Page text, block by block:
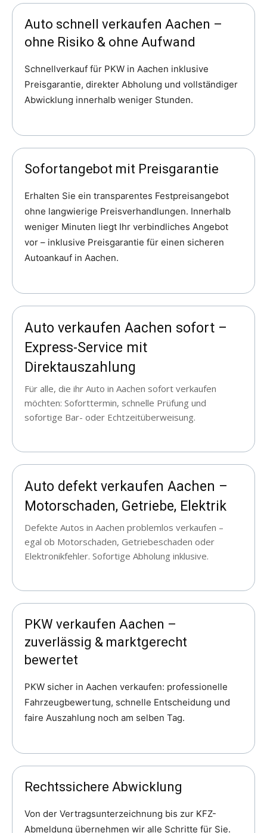
Auto schnell verkaufen Aachen –
ohne Risiko & ohne Aufwand
Schnellverkauf für PKW in Aachen inklusive
Preisgarantie, direkter Abholung und vollständiger
Abwicklung innerhalb weniger Stunden.
Sofortangebot mit Preisgarantie
Erhalten Sie ein transparentes Festpreisangebot
ohne langwierige Preisverhandlungen. Innerhalb
weniger Minuten liegt Ihr verbindliches Angebot
vor – inklusive Preisgarantie für einen sicheren
Autoankauf in Aachen.
Auto verkaufen Aachen sofort –
Express-Service mit
Direktauszahlung
Für alle, die ihr Auto in Aachen sofort verkaufen
möchten: Soforttermin, schnelle Prüfung und
sofortige Bar- oder Echtzeitüberweisung.
Auto defekt verkaufen Aachen –
Motorschaden, Getriebe, Elektrik
Defekte Autos in Aachen problemlos verkaufen –
egal ob Motorschaden, Getriebeschaden oder
Elektronikfehler. Sofortige Abholung inklusive.
PKW verkaufen Aachen –
zuverlässig & marktgerecht
bewertet
PKW sicher in Aachen verkaufen: professionelle
Fahrzeugbewertung, schnelle Entscheidung und
faire Auszahlung noch am selben Tag.
Rechtssichere Abwicklung
Von der Vertragsunterzeichnung bis zur KFZ-
Abmeldung übernehmen wir alle Schritte für Sie.